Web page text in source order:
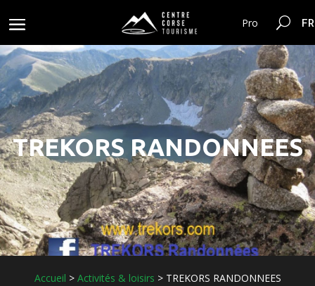
Pro
TREKORS RANDONNEES
Accueil > Activités & loisirs > TREKORS RANDONNEES